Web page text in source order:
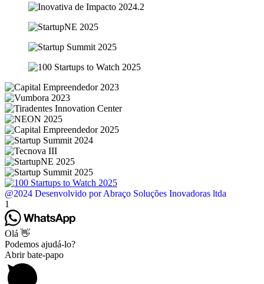
@2024 Desenvolvido por Abraço Soluções Inovadoras ltda
1
Olá 👋
Podemos ajudá-lo?
Abrir bate-papo